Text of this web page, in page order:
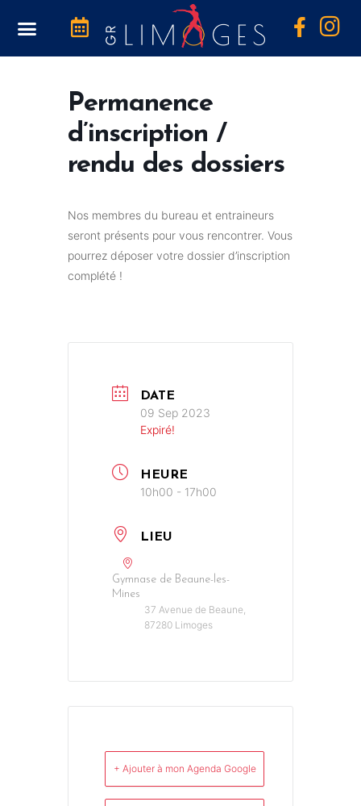
Permanence
d’inscription /
rendu des dossiers
Nos membres du bureau et entraineurs
seront présents pour vous rencontrer. Vous
pourrez déposer votre dossier d’inscription
complété !
DATE
09 Sep 2023
Expiré!
HEURE
10h00 - 17h00
LIEU
Gymnase de Beaune-les-
Mines
37 Avenue de Beaune,
87280 Limoges
+ Ajouter à mon Agenda Google